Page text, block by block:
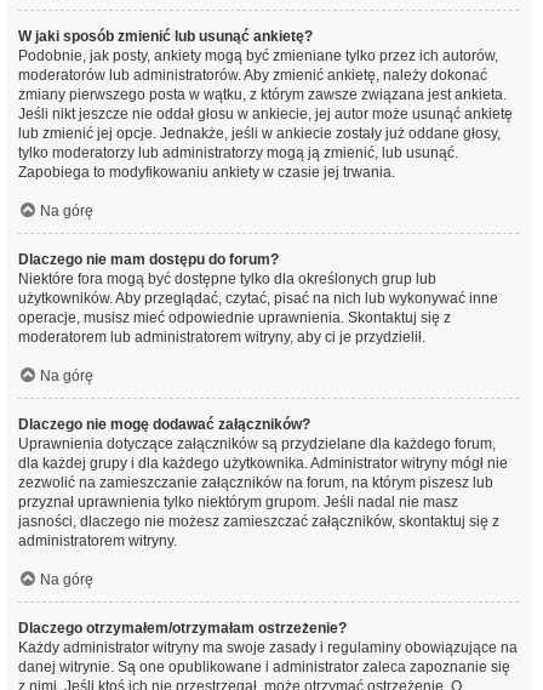
W jaki sposób zmienić lub usunąć ankietę?
Podobnie, jak posty, ankiety mogą być zmieniane tylko przez ich autorów,
moderatorów lub administratorów. Aby zmienić ankietę, należy dokonać
zmiany pierwszego posta w wątku, z którym zawsze związana jest ankieta.
Jeśli nikt jeszcze nie oddał głosu w ankiecie, jej autor może usunąć ankietę
lub zmienić jej opcje. Jednakże, jeśli w ankiecie zostały już oddane głosy,
tylko moderatorzy lub administratorzy mogą ją zmienić, lub usunąć.
Zapobiega to modyfikowaniu ankiety w czasie jej trwania.
Na górę
Dlaczego nie mam dostępu do forum?
Niektóre fora mogą być dostępne tylko dla określonych grup lub
użytkowników. Aby przeglądać, czytać, pisać na nich lub wykonywać inne
operacje, musisz mieć odpowiednie uprawnienia. Skontaktuj się z
moderatorem lub administratorem witryny, aby ci je przydzielił.
Na górę
Dlaczego nie mogę dodawać załączników?
Uprawnienia dotyczące załączników są przydzielane dla każdego forum,
dla każdej grupy i dla każdego użytkownika. Administrator witryny mógł nie
zezwolić na zamieszczanie załączników na forum, na którym piszesz lub
przyznał uprawnienia tylko niektórym grupom. Jeśli nadal nie masz
jasności, dlaczego nie możesz zamieszczać załączników, skontaktuj się z
administratorem witryny.
Na górę
Dlaczego otrzymałem/otrzymałam ostrzeżenie?
Każdy administrator witryny ma swoje zasady i regulaminy obowiązujące na
danej witrynie. Są one opublikowane i administrator zaleca zapoznanie się